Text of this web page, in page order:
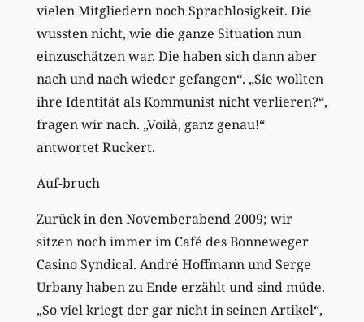
vielen Mitgliedern noch Sprachlosigkeit. Die
wussten nicht, wie die ganze Situation nun
einzuschätzen war. Die haben sich dann aber
nach und nach wieder gefangen“. „Sie wollten
ihre Identität als Kommunist nicht verlieren?“,
fragen wir nach. „Voilà, ganz genau!“
antwortet Ruckert.
Auf-bruch
Zurück in den Novemberabend 2009; wir
sitzen noch immer im Café des Bonneweger
Casino Syndical. André Hoffmann und Serge
Urbany haben zu Ende erzählt und sind müde.
„So viel kriegt der gar nicht in seinen Artikel“,